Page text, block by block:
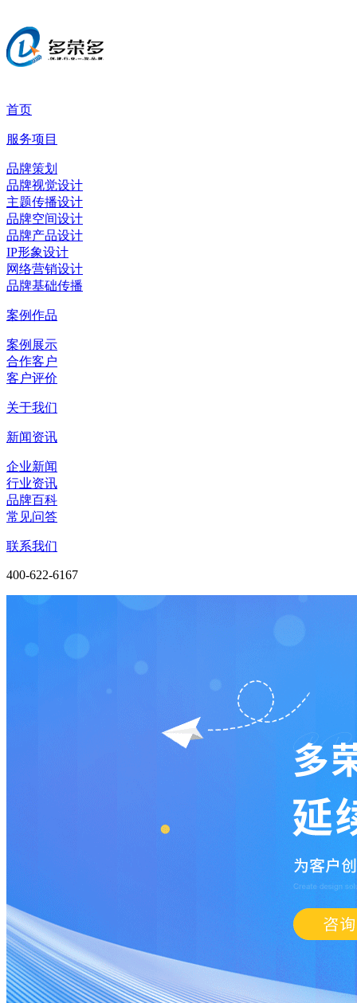
首页
服务项目
品牌策划
品牌视觉设计
主题传播设计
品牌空间设计
品牌产品设计
IP形象设计
网络营销设计
品牌基础传播
案例作品
案例展示
合作客户
客户评价
关于我们
新闻资讯
企业新闻
行业资讯
品牌百科
常见问答
联系我们
400-622-6167